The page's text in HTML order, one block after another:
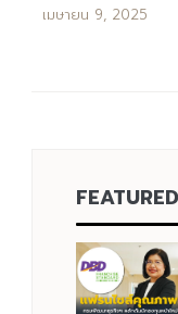
Search
เมษายน 9, 2025